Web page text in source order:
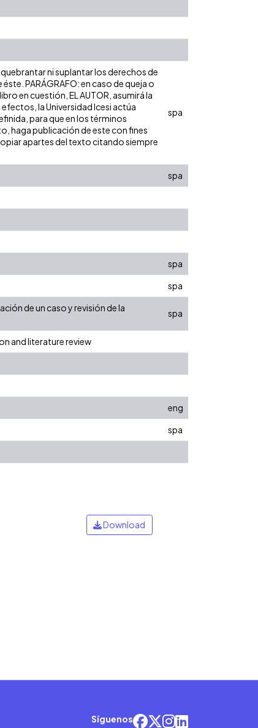
ni suplantar los derechos de
PARÁGRAFO: en caso de queja o
en cuestión, EL AUTOR, asumirá la
la Universidad Icesi actúa
para que en los términos
haga publicación de este con fines
apartes del texto citando siempre
spa
spa
spa
spa
de un caso y revisión de la
spa
and literature review
eng
spa
Download
Síguenos